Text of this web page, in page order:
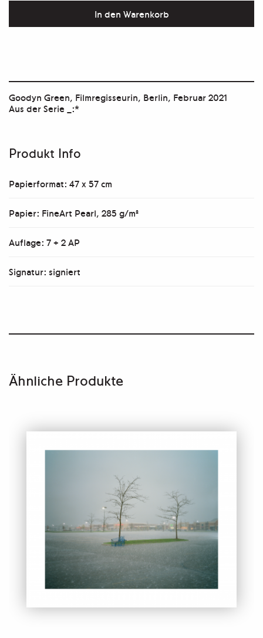
_:*
In den Warenkorb
Goodyn Green, Filmregisseurin, Berlin, Februar 2021
Aus der Serie _:*
Produkt Info
Papierformat: 47 x 57 cm
Papier: FineArt Pearl, 285 g/m²
Auflage: 7 + 2 AP
Signatur: signiert
Ähnliche Produkte